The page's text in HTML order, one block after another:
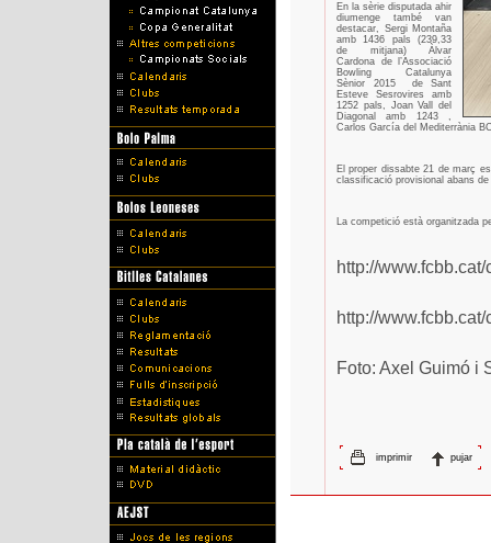
En la sèrie disputada ahir
diumenge també van
destacar, Sergi Montaña
amb 1436 pals (239,33
de mitjana) Àlvar
Cardona de l’Associació
Bowling Catalunya
Sènior 2015
de Sant
Esteve Sesrovires amb
1252 pals, Joan Vall del
Diagonal amb 1243 ,
Carlos García del Mediterrània
El proper dissabte 21 de març
classificació provisional abans
La competició està organitzada
http://
http://
Foto: Axel Guimó i
imprimir pujar